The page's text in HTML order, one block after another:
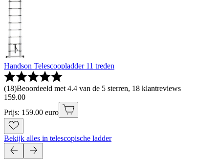
Handson Telescoopladder 11 treden
(18)Beoordeeld met 4.4 van de 5 sterren, 18 klantreviews
159.00
Prijs: 159.00 euro
Bekijk alles in telescopische ladder